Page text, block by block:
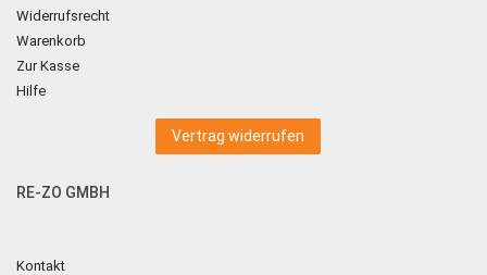
Widerrufsrecht
Warenkorb
Zur Kasse
Hilfe
Vertrag widerrufen
RE-ZO GMBH
Kontakt